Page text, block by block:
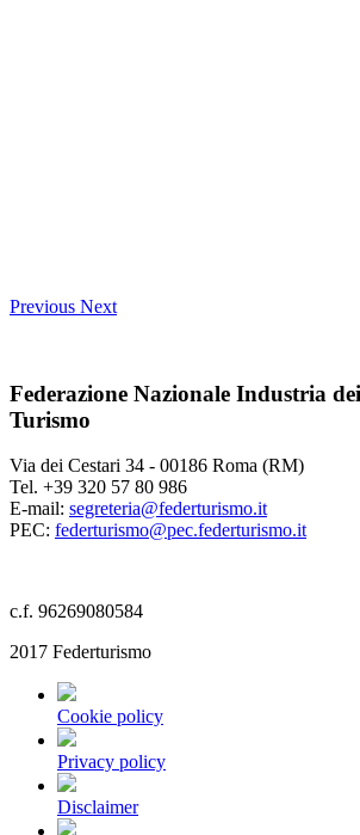
Previous Next
Federazione Nazionale Industria
Turismo
Via dei Cestari 34 - 00186 Roma (RM)
Tel. +39 320 57 80 986
E-mail: segreteria@federturismo.it
PEC: federturismo@pec.federturismo.it
c.f. 96269080584
2017 Federturismo
Cookie policy
Privacy policy
Disclaimer